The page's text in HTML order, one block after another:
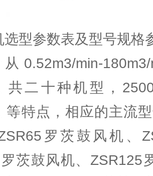
选型参数表及型号规格
0.52m3/min-
共二十种机型，
等特点，相应的主流
罗茨鼓风机、
茨鼓风机、ZSR125